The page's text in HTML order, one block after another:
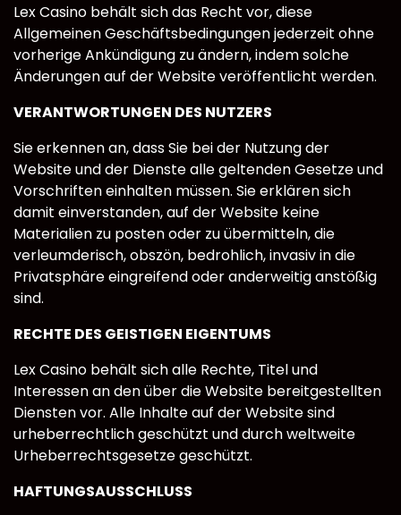
Lex Casino behält sich das Recht vor, diese
Allgemeinen Geschäftsbedingungen jederzeit ohne
vorherige Ankündigung zu ändern, indem solche
Änderungen auf der Website veröffentlicht werden.
VERANTWORTUNGEN DES NUTZERS
Sie erkennen an, dass Sie bei der Nutzung der
Website und der Dienste alle geltenden Gesetze und
Vorschriften einhalten müssen. Sie erklären sich
damit einverstanden, auf der Website keine
Materialien zu posten oder zu übermitteln, die
verleumderisch, obszön, bedrohlich, invasiv in die
Privatsphäre eingreifend oder anderweitig anstößig
sind.
RECHTE DES GEISTIGEN EIGENTUMS
Lex Casino behält sich alle Rechte, Titel und
Interessen an den über die Website bereitgestellten
Diensten vor. Alle Inhalte auf der Website sind
urheberrechtlich geschützt und durch weltweite
Urheberrechtsgesetze geschützt.
HAFTUNGSAUSSCHLUSS